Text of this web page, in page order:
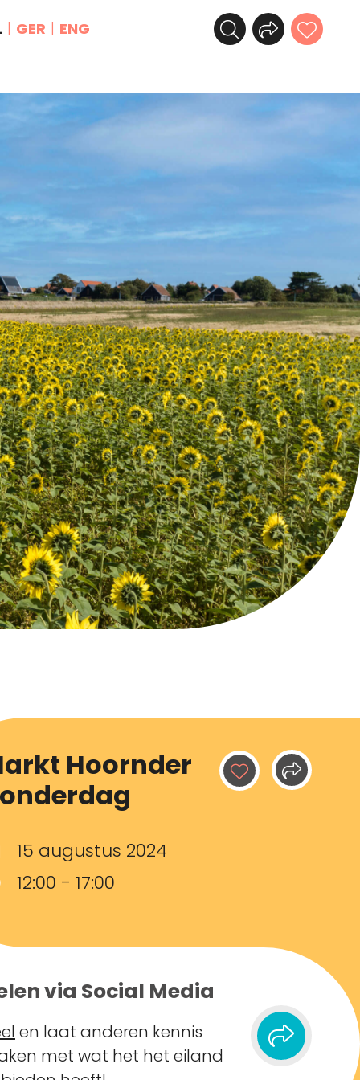
GER ENG
Hoornder
15 augustus 2024
12:00 - 17:00
via Social Media
en laat anderen kennis
met wat het het eiland